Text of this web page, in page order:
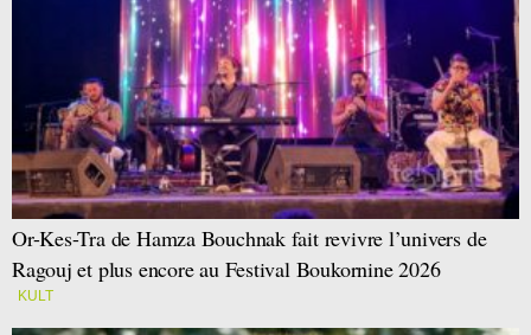
Or-Kes-Tra de Hamza Bouchnak fait revivre l’univers de
Ragouj et plus encore au Festival Boukornine 2026
KULT